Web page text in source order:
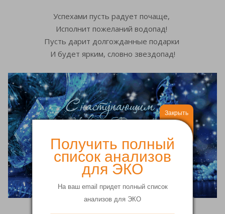
Получить полный
список анализов
для ЭКО
На ваш email придет полный список
анализов для ЭКО
Закрыть
Успехами пусть радует почаще,
Исполнит пожеланий водопад!
Пусть дарит долгожданные подарки
И будет ярким, словно звездопад!